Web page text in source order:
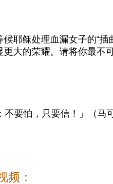
耶稣处理血漏女子的“
大的荣耀。请将你最
要怕，只要信！」（马
频：